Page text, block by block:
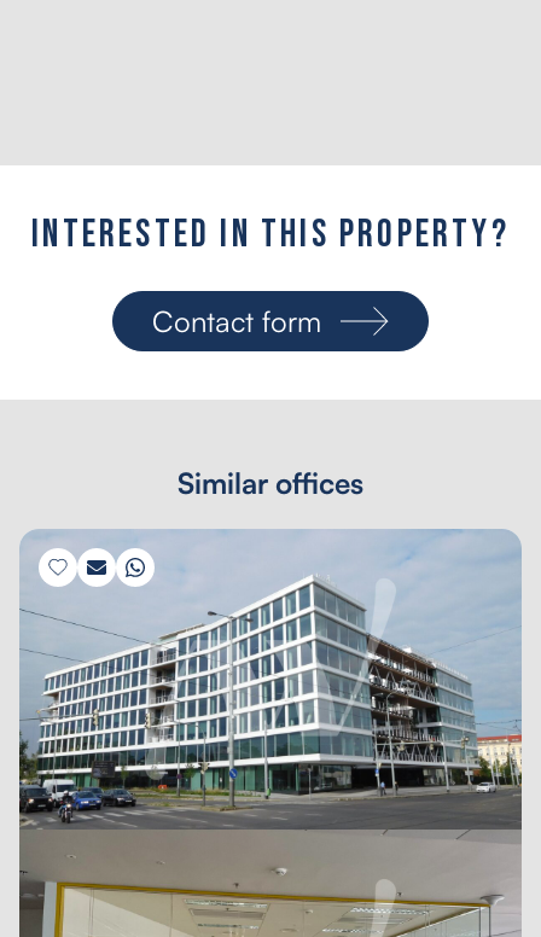
Interested in this property?
Contact form
Similar offices